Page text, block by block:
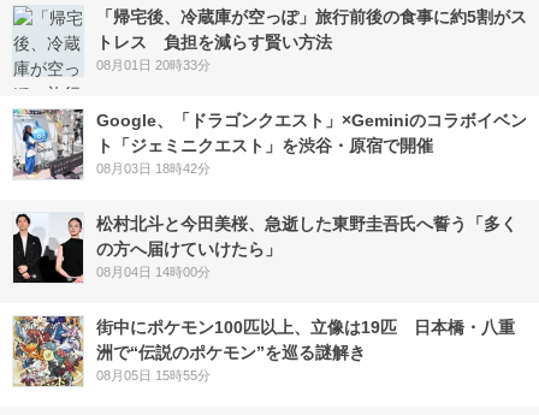
「帰宅後、冷蔵庫が空っぽ」旅行前後の食事に約5割がス
トレス 負担を減らす賢い方法
08月01日 20時33分
Google、「ドラゴンクエスト」×Geminiのコラボイベン
ト「ジェミニクエスト」を渋谷・原宿で開催
08月03日 18時42分
松村北斗と今田美桜、急逝した東野圭吾氏へ誓う「多く
の方へ届けていけたら」
08月04日 14時00分
街中にポケモン100匹以上、立像は19匹 日本橋・八重
洲で“伝説のポケモン”を巡る謎解き
08月05日 15時55分